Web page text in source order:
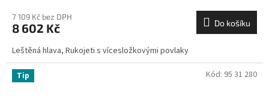
7 109 Kč bez DPH
8 602 Kč Do košíku
Leštěná hlava, Rukojeti s vícesložkovými povlaky
Tip Kód: 95 31 280